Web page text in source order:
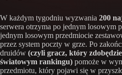
W każdym tygodniu wyzwania 200
serwera otrzyma po jednym losowym
jednym losowym przedmiocie
przez system poczty w grze. Po
druidów (czyli gracz, który
światowym rankingu) pomoże w
przedmiotu, który pojawi się w